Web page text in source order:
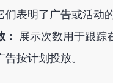
们表明了广告或活动
展示次数用于跟踪
告按计划投放。